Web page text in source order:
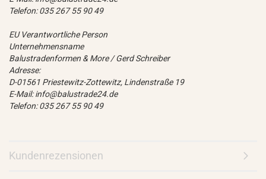
Telefon: 035 267 55 90 49
EU Verantwortliche Person
Unternehmensname
Balustradenformen & More / Gerd Schreiber
Adresse:
D-01561 Priestewitz-Zottewitz, Lindenstraße 19
E-Mail: info@balustrade24.de
Telefon: 035 267 55 90 49
Kundenrezensionen